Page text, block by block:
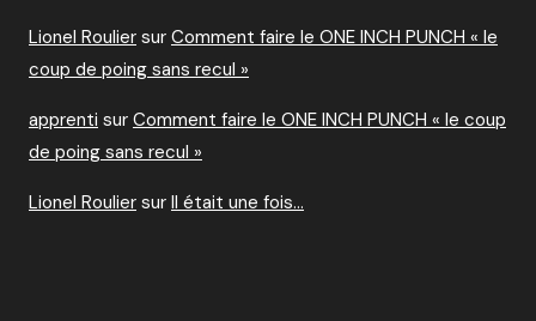
Lionel Roulier sur Comment faire le ONE INCH PUNCH « le
coup de poing sans recul »
apprenti sur Comment faire le ONE INCH PUNCH « le coup
de poing sans recul »
Lionel Roulier sur Il était une fois…